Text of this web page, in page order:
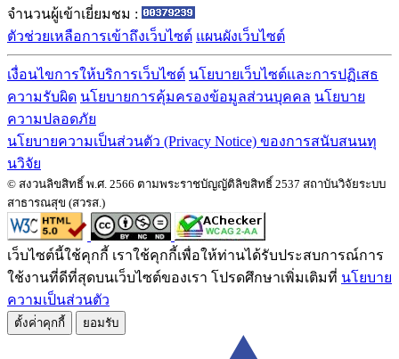
จำนวนผู้เข้าเยี่ยมชม :
ตัวช่วยเหลือการเข้าถึงเว็บไซต์ แผนผังเว็บไซต์
เงื่อนไขการให้บริการเว็บไซต์ นโยบายเว็บไซต์และการปฏิเสธ
ความรับผิด นโยบายการคุ้มครองข้อมูลส่วนบุคคล นโยบาย
ความปลอดภัย
นโยบายความเป็นส่วนตัว (Privacy Notice) ของการสนับสนนทุ
นวิจัย
© สงวนลิขสิทธิ์ พ.ศ. 2566 ตามพระราชบัญญัติลิขสิทธิ์ 2537 สถาบันวิจัยระบบ
สาธารณสุข (สวรส.)
เว็บไซต์นี้ใช้คุกกี้ เราใช้คุกกี้เพื่อให้ท่านได้รับประสบการณ์การ
ใช้งานที่ดีที่สุดบนเว็บไซต์ของเรา โปรดศึกษาเพิ่มเติมที่ นโยบาย
ความเป็นส่วนตัว
ตั้งค่่าคุกกี้ ยอมรับ